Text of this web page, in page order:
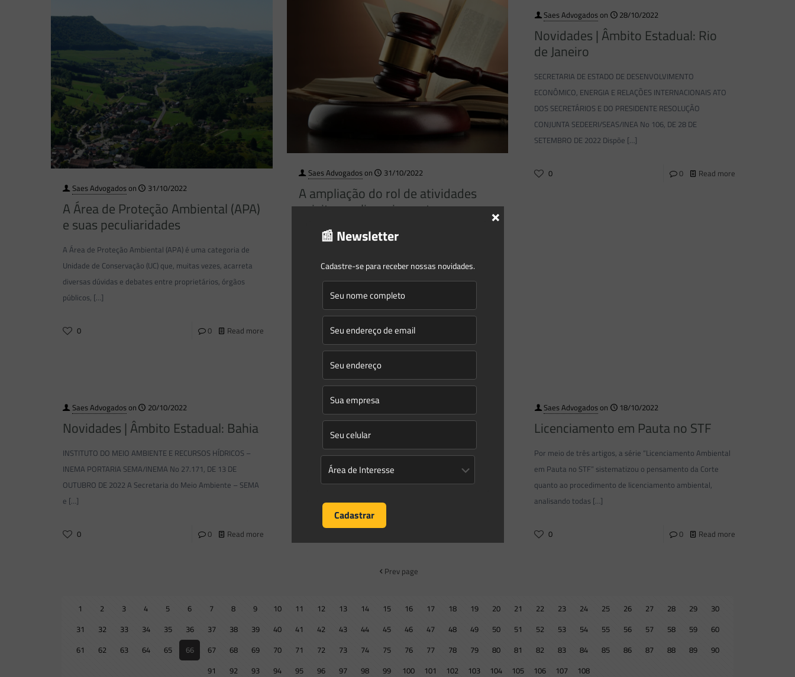
Saes Advogadoson 31/10/2022
A Área de Proteção Ambiental (APA)
e suas peculiaridades
A Área de Proteção Ambiental (APA) é uma categoria de
Unidade de Conservação (UC) que, muitas vezes, acarreta
diversas dúvidas e debates entre proprietários, órgãos
públicos, […]
0 0 Read more
Saes Advogadoson 31/10/2022
A ampliação do rol de atividades
sujeitas ao licenciamento por
Conselhos Estaduais ou Municipais
não deve surtir efeitos na esfera
O licenciamento ambiental é um processo por meio do qual
a Administração Pública autoriza, mediante a emissão de
licenças ambientais, a instalação, ampliação e a operação
Saes Advogadoson 28/10/2022
Novidades | Âmbito Estadual: Rio
de Janeiro
SECRETARIA DE ESTADO DE DESENVOLVIMENTO
ECONÔMICO, ENERGIA E RELAÇÕES INTERNACIONAIS ATO
DOS SECRETÁRIOS E DO PRESIDENTE RESOLUÇÃO
CONJUNTA SEDEERI/SEAS/INEA No 106, DE 28 DE
SETEMBRO DE 2022 Dispõe […]
0 0 Read more
Saes Advogadoson 20/10/2022
Novidades | Âmbito Estadual: Bahia
INSTITUTO DO MEIO AMBIENTE E RECURSOS HÍDRICOS –
INEMA PORTARIA SEMA/INEMA No 27.171, DE 13 DE
OUTUBRO DE 2022 A Secretaria do Meio Ambiente – SEMA
e […]
0 0 Read more
Saes Advogadoson
Novidades | Âmbito Federal
PORTARIA NORMATIVA Nº 52/GM/MME, DE 19 DE
OUTUBRO DE 2022
Saes Advogadoson 18/10/2022
Licenciamento em Pauta no STF
Por meio de três artigos, a série “Licenciamento Ambiental
em Pauta no STF” sistematizou o pensamento da Corte
quanto ao procedimento de licenciamento ambiental,
analisando todas […]
0 0 Read more
Prev page
1 2 3 4 5 6 7 8 9 10 11 12 13 14 15 16 17 18 19 20 21 22 23 24 25 26 27 28 29
30
31
32 33 34 35 36 37 38 39 40 41 42 43 44 45 46 47 48 49 50 51 52 53 54 55 56 57 58 59
60
61
62 63 64 65 66 67 68 69 70 71 72 73 74 75 76 77 78 79 80 81 82 83 84 85 86 87 88 89
90
91
92 93 94 95 96 97 98 99 100 101 102 103 104 105 106 107 108
📰 Newsletter
Cadastre-se para receber nossas novidades.
×